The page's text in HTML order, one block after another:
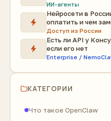
ИИ-агенты
Нейросети в
оплатить и чем
Доступ из России
Есть ли API у
если его нет
Enterprise /
КАТЕГОРИИ
Что такое OpenClaw